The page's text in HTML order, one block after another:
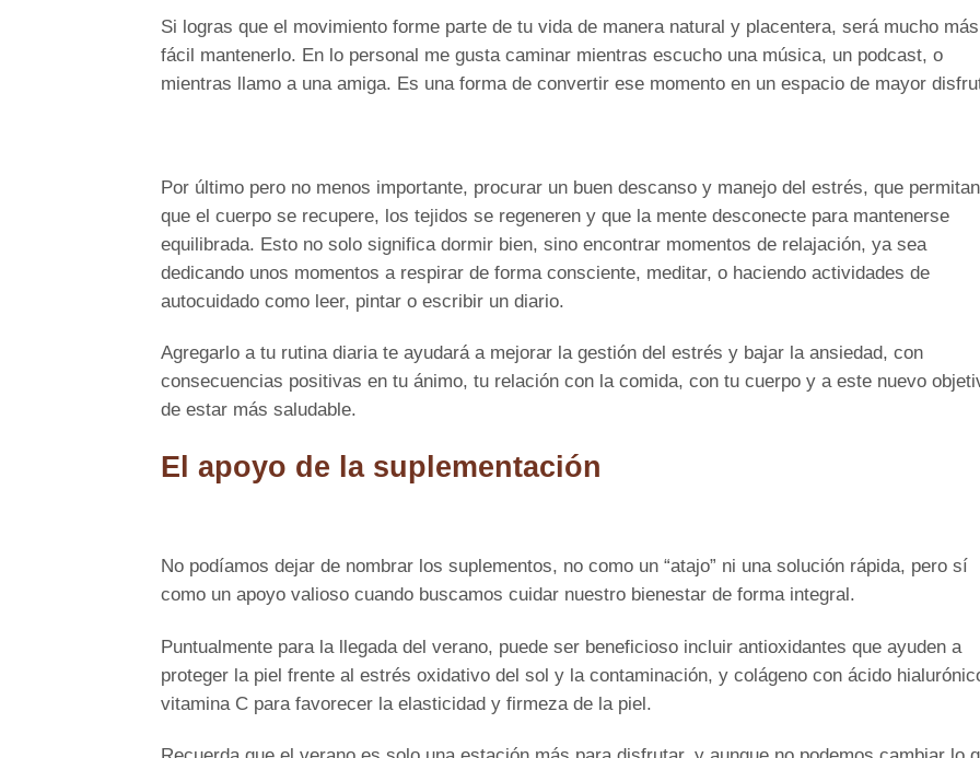
Si logras que el movimiento forme parte de tu vida de manera natural y placentera, será mucho más
fácil mantenerlo. En lo personal me gusta caminar mientras escucho una música, un podcast, o
mientras llamo a una amiga. Es una forma de convertir ese momento en un espacio de mayor
Por último pero no menos importante, procurar un buen descanso y manejo del estrés, que permitan
que el cuerpo se recupere, los tejidos se regeneren y que la mente desconecte para mantenerse
equilibrada. Esto no solo significa dormir bien, sino encontrar momentos de relajación, ya sea
dedicando unos momentos a respirar de forma consciente, meditar, o haciendo actividades de
autocuidado como leer, pintar o escribir un diario.
Agregarlo a tu rutina diaria te ayudará a mejorar la gestión del estrés y bajar la ansiedad, con
consecuencias positivas en tu ánimo, tu relación con la comida, con tu cuerpo y a este nuevo
de estar más saludable.
El apoyo de la suplementación
No podíamos dejar de nombrar los suplementos, no como un “atajo” ni una solución rápida, pero sí
como un apoyo valioso cuando buscamos cuidar nuestro bienestar de forma integral.
Puntualmente para la llegada del verano, puede ser beneficioso incluir antioxidantes que ayuden a
proteger la piel frente al estrés oxidativo del sol y la contaminación, y colágeno con ácido
vitamina C para favorecer la elasticidad y firmeza de la piel.